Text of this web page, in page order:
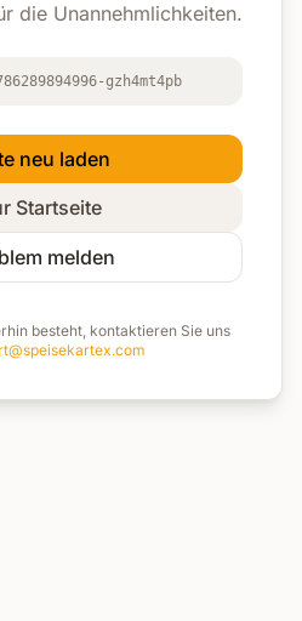
die Unannehmlichkeiten.
gzh4mt4pb
neu laden
Startseite
melden
besteht, kontaktieren Sie uns